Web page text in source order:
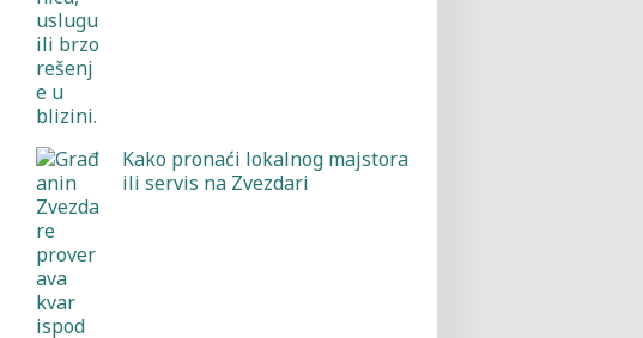
Kako pronaći lokalnog majstora
ili servis na Zvezdari